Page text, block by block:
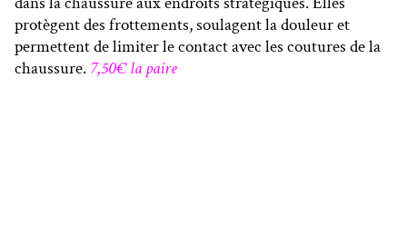
protègent des frottements, soulagent la douleur et
permettent de limiter le contact avec les coutures de la
chaussure. 7,50€ la paire